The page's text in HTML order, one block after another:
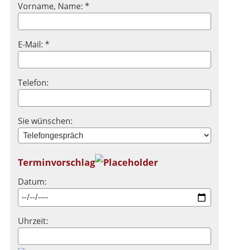
Vorname, Name: *
E-Mail: *
Telefon:
Sie wünschen:
Terminvorschlag
Datum:
Uhrzeit: